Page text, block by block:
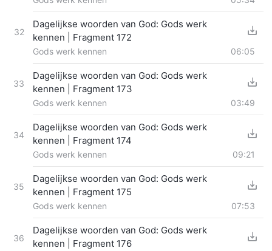
32
Dagelijkse woorden van God: Gods werk
kennen | Fragment 172
Gods werk kennen 06:05
33
Dagelijkse woorden van God: Gods werk
kennen | Fragment 173
Gods werk kennen 03:49
34
Dagelijkse woorden van God: Gods werk
kennen | Fragment 174
Gods werk kennen 09:21
35
Dagelijkse woorden van God: Gods werk
kennen | Fragment 175
Gods werk kennen 07:53
36
Dagelijkse woorden van God: Gods werk
kennen | Fragment 176